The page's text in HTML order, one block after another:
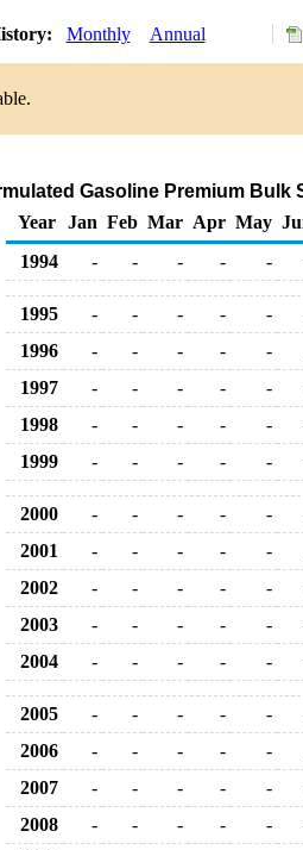
Monthly Annual
Gasoline Premium Bulk
Year
Jan Feb Mar Apr May
1994
- - - - -
1995 - - - - -
1996
- - - - -
1997
- - - - -
1998
- - - - -
1999
- - - - -
2000 - - - - -
2001
- - - - -
2002
- - - - -
2003
- - - - -
2004
- - - - -
2005 - - - - -
2006
- - - - -
2007
- - - - -
2008
- - - - -